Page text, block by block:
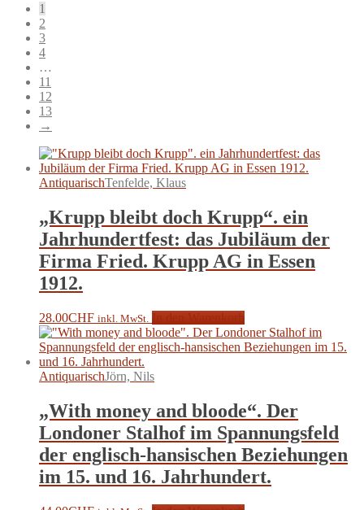
1
2
3
4
…
11
12
13
→
AntiquarischTenfelde, Klaus
„Krupp bleibt doch Krupp“. ein
Jahrhundertfest: das Jubiläum der
Firma Fried. Krupp AG in Essen
1912.
28.00CHF inkl. MwSt.
AntiquarischJörn, Nils
„With money and bloode“. Der
Londoner Stalhof im Spannungsfeld
der englisch-hansischen Beziehungen
im 15. und 16. Jahrhundert.